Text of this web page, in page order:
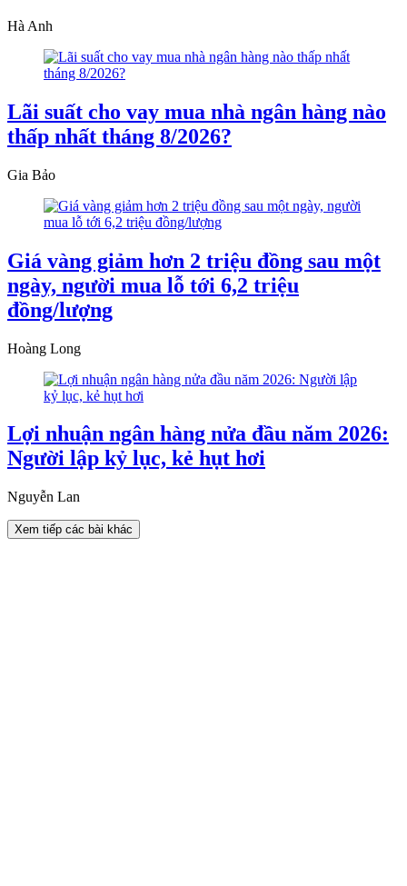
Hà Anh
Lãi suất cho vay mua nhà ngân hàng nào
thấp nhất tháng 8/2026?
Gia Bảo
Giá vàng giảm hơn 2 triệu đồng sau một
ngày, người mua lỗ tới 6,2 triệu
đồng/lượng
Hoàng Long
Lợi nhuận ngân hàng nửa đầu năm 2026:
Người lập kỷ lục, kẻ hụt hơi
Nguyễn Lan
Xem tiếp các bài khác